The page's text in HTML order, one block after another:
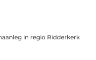
in regio Ridderkerk